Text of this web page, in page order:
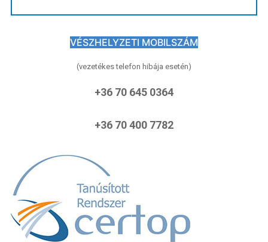
VÉSZHELYZETI MOBILSZÁM
(vezetékes telefon hibája esetén)
+36 70 645 0364
+36 70 400 7782